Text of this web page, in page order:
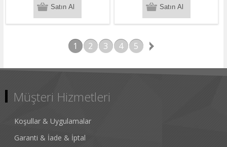
1 2 3 4 5
Müşteri Hizmetleri
Koşullar & Uygulamalar
Garanti & İade & İptal